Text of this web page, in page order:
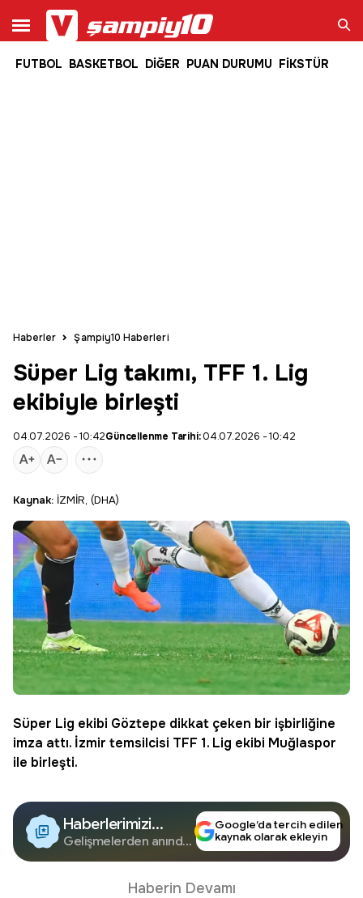
FUTBOL BASKETBOL DİĞER PUAN DURUMU FİKSTÜRAra
Haberler Şampiy10 Haberleri
Süper Lig takımı, TFF 1. Lig
ekibiyle birleşti
04.07.2026 - 10:42Güncellenme Tarihi:04.07.2026 - 10:42
Kaynak: İZMİR, (DHA)
Süper Lig ekibi Göztepe dikkat çeken bir işbirliğine
imza attı. İzmir temsilcisi TFF 1. Lig ekibi Muğlaspor
ile birleşti.
Haberlerimizi
Google'da Takip
Edin
Gelişmelerden anında
Google’da tercih edilen
kaynak olarak ekleyin
Haberin Devamı